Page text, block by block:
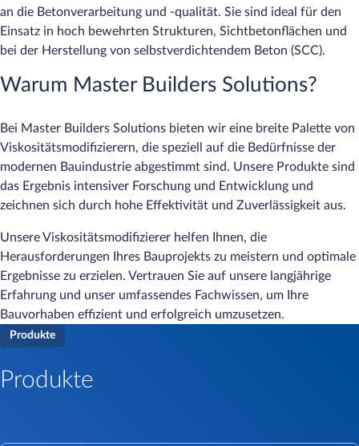
an die Betonverarbeitung und -qualität. Sie sind ideal für den
Einsatz in hoch bewehrten Strukturen, Sichtbetonflächen und
bei der Herstellung von selbstverdichtendem Beton (SCC).
Warum Master Builders Solutions?
Bei Master Builders Solutions bieten wir eine breite Palette von
Viskositätsmodifizierern, die speziell auf die Bedürfnisse der
modernen Bauindustrie abgestimmt sind. Unsere Produkte sind
das Ergebnis intensiver Forschung und Entwicklung und
zeichnen sich durch hohe Effektivität und Zuverlässigkeit aus.
Unsere Viskositätsmodifizierer helfen Ihnen, die
Herausforderungen Ihres Bauprojekts zu meistern und optimale
Ergebnisse zu erzielen. Vertrauen Sie auf unsere langjährige
Erfahrung und unser umfassendes Fachwissen, um Ihre
Bauvorhaben effizient und erfolgreich umzusetzen.
Produkte
Produkte